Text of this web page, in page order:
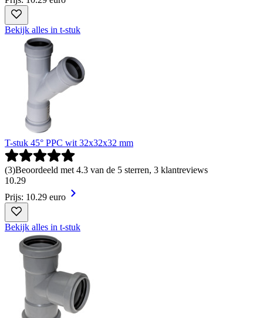
Bekijk alles in t-stuk
T-stuk 45° PPC wit 32x32x32 mm
(3)Beoordeeld met 4.3 van de 5 sterren, 3 klantreviews
10.29
Prijs: 10.29 euro
Bekijk alles in t-stuk